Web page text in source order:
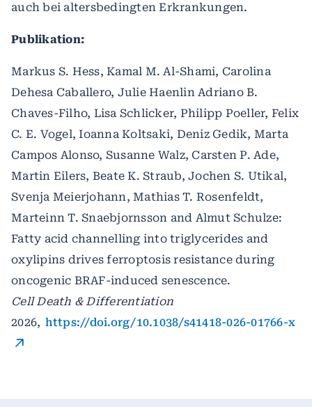
auch bei altersbedingten Erkrankungen.
Publikation:
Markus S. Hess, Kamal M. Al-Shami, Carolina
Dehesa Caballero, Julie Haenlin Adriano B.
Chaves-Filho, Lisa Schlicker, Philipp Poeller, Felix
C. E. Vogel, Ioanna Koltsaki, Deniz Gedik, Marta
Campos Alonso, Susanne Walz, Carsten P. Ade,
Martin Eilers, Beate K. Straub, Jochen S. Utikal,
Svenja Meierjohann, Mathias T. Rosenfeldt,
Marteinn T. Snaebjornsson and Almut Schulze:
Fatty acid channelling into triglycerides and
oxylipins drives ferroptosis resistance during
oncogenic BRAF-induced senescence.
Cell Death & Differentiation
2026, https://doi.org/10.1038/s41418-026-01766-x